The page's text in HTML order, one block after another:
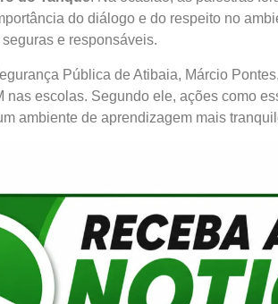
do diálogo e do respeito no
e responsáveis.
Pública de Atibaia, Márcio
nas escolas. Segundo ele, ações como
ambiente de aprendizagem mais